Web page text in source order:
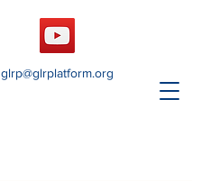
glrp@glrplatform.org